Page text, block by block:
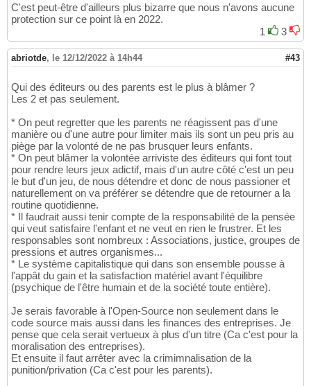
C'est peut-être d'ailleurs plus bizarre que nous n'avons aucune
protection sur ce point là en 2022.
1
3
abriotde, le 12/12/2022 à 14h44 #43
Qui des éditeurs ou des parents est le plus à blâmer ?
Les 2 et pas seulement.
* On peut regretter que les parents ne réagissent pas d'une
manière ou d'une autre pour limiter mais ils sont un peu pris au
piège par la volonté de ne pas brusquer leurs enfants.
* On peut blâmer la volontée arriviste des éditeurs qui font tout
pour rendre leurs jeux adictif, mais d'un autre côté c'est un peu
le but d'un jeu, de nous détendre et donc de nous passioner et
naturellement on va préférer se détendre que de retourner a la
routine quotidienne.
* Il faudrait aussi tenir compte de la responsabilité de la pensée
qui veut satisfaire l'enfant et ne veut en rien le frustrer. Et les
responsables sont nombreux : Associations, justice, groupes de
pressions et autres organismes...
* Le système capitalistique qui dans son ensemble pousse à
l'appât du gain et la satisfaction matériel avant l'équilibre
(psychique de l'être humain et de la société toute entière).
Je serais favorable à l'Open-Source non seulement dans le
code source mais aussi dans les finances des entreprises. Je
pense que cela serait vertueux à plus d'un titre (Ca c'est pour la
moralisation des entreprises).
Et ensuite il faut arrêter avec la crimimnalisation de la
punition/privation (Ca c'est pour les parents).